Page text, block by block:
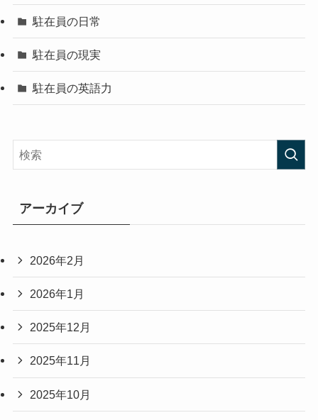
駐在員の日常
駐在員の現実
駐在員の英語力
アーカイブ
2026年2月
2026年1月
2025年12月
2025年11月
2025年10月